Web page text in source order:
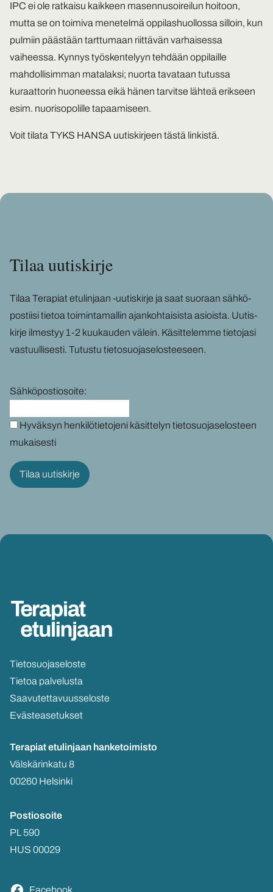
IPC ei ole ratkaisu kaikkeen masennusoireilun hoitoon,
mutta se on toimiva menetelmä oppilashuollossa silloin, kun
pulmiin päästään tarttumaan riittävän varhaisessa
vaiheessa. Kynnys työskentelyyn tehdään oppilaille
mahdollisimman matalaksi; nuorta tavataan tutussa
kuraattorin huoneessa eikä hänen tarvitse lähteä erikseen
esim. nuorisopolille tapaamiseen.
Voit tilata TYKS HANSA uutiskirjeen tästä linkistä.
Tilaa uu­tis­kir­je
Tilaa Te­ra­piat etu­lin­jaan -​uutiskirje ja saat suo­raan säh­kö­
pos­tii­si tie­toa toi­min­ta­mal­lin ajan­koh­tai­sis­ta asiois­ta. Uu­tis­
kir­je il­mes­tyy 1-2 kuu­kau­den vä­lein. Kä­sit­te­lem­me tie­to­ja­si
vas­tuul­li­ses­ti. Tu­tus­tu tie­to­suo­ja­se­los­tee­seen.
Sähköpostiosoite:
Hyväksyn henkilötietojeni käsittelyn tietosuojaselosteen
mukaisesti
Tie­to­suo­ja­se­los­te
Tie­toa pal­ve­lus­ta
Saa­vu­tet­ta­vuus­se­los­te
Eväs­tea­se­tuk­set
Te­ra­piat etu­lin­jaan han­ke­toi­mis­to
Väls­kä­rin­ka­tu 8
00260 Hel­sin­ki
Pos­tio­soi­te
PL 590
HUS 00029
Face­book